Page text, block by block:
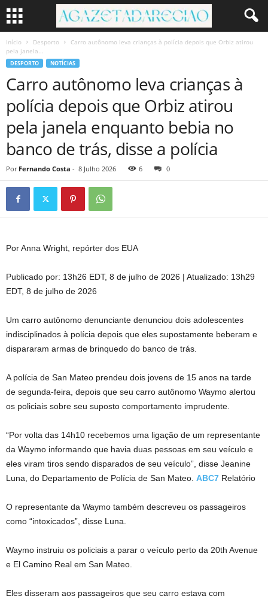
Início Desporto
Carro autônomo leva crianças à polícia depois que Orbiz atirou
pela janela...
DESPORTO NOTÍCIAS
Carro autônomo leva crianças à
polícia depois que Orbiz atirou
pela janela enquanto bebia no
banco de trás, disse a polícia
Por Fernando Costa - 8 Julho 2026 6 0
Por Anna Wright, repórter dos EUA
Publicado por: 13h26 EDT, 8 de julho de 2026 | Atualizado: 13h29
EDT, 8 de julho de 2026
Um carro autônomo denunciante denunciou dois adolescentes
indisciplinados à polícia depois que eles supostamente beberam e
dispararam armas de brinquedo do banco de trás.
A polícia de San Mateo prendeu dois jovens de 15 anos na tarde
de segunda-feira, depois que seu carro autônomo Waymo alertou
os policiais sobre seu suposto comportamento imprudente.
“Por volta das 14h10 recebemos uma ligação de um representante
da Waymo informando que havia duas pessoas em seu veículo e
eles viram tiros sendo disparados de seu veículo”, disse Jeanine
Luna, do Departamento de Polícia de San Mateo. ABC7 Relatório
O representante da Waymo também descreveu os passageiros
como “intoxicados”, disse Luna.
Waymo instruiu os policiais a parar o veículo perto da 20th Avenue
e El Camino Real em San Mateo.
Eles disseram aos passageiros que seu carro estava com